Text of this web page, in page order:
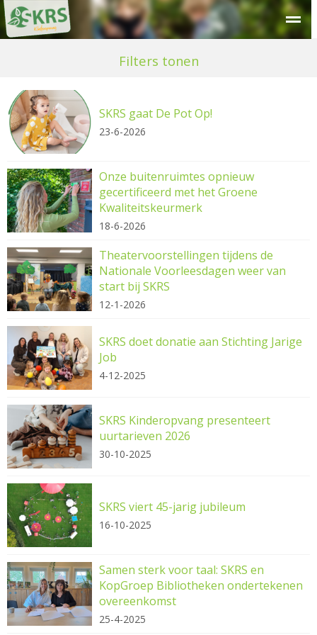
Kinderdagverblijf Peuteropvang
Filters tonen
SKRS gaat De Pot Op!
23-6-2026
Onze buitenruimtes opnieuw
gecertificeerd met het Groene
Kwaliteitskeurmerk
18-6-2026
Theatervoorstellingen tijdens de
Nationale Voorleesdagen weer van
start bij SKRS
12-1-2026
SKRS doet donatie aan Stichting Jarige
Job
4-12-2025
SKRS Kinderopvang presenteert
uurtarieven 2026
30-10-2025
SKRS viert 45-jarig jubileum
16-10-2025
Samen sterk voor taal: SKRS en
KopGroep Bibliotheken ondertekenen
overeenkomst
25-4-2025